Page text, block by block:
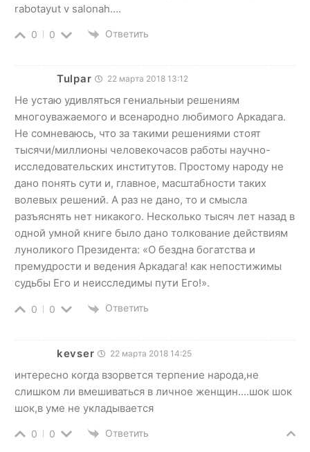
rabotayut v salonah….
0 0 Ответить
Tulpar 22 марта 2018 13:12
Не устаю удивляться гениальныи решениям
многоуважаемого и всенародно любимого Аркадага.
Не сомневаюсь, что за такими решениями стоят
тысячи/миллионы человекочасов работы научно-
исследовательских институтов. Простому народу не
дано понять сути и, главное, масштабности таких
волевых решений. А раз не дано, то и смысла
разъяснять нет никакого. Несколько тысяч лет назад в
одной умной книге было дано толкование действиям
луноликого Президента: «О бездна богатства и
премудрости и ведения Аркадага! как непостижимы
судьбы Его и неисследимы пути Его!».
0 0 Ответить
kevser 22 марта 2018 14:25
интересно когда взорвется терпение народа,не
слишком ли вмешиваться в личное женщин….шок шок
шок,в уме не укладывается
0 0 Ответить